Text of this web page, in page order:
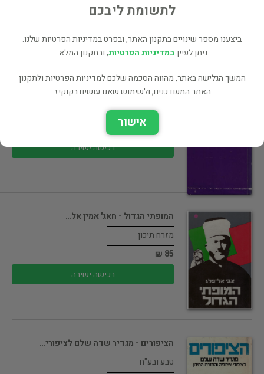
הגיונות ישראל (במצב טוב, המחיר כולל…
ממשל
רכישה ישירה
המופתי הגדול - חאג' אמין אל…
מזרח תיכון
85 ₪
רכישה ישירה
הציפורים - מגדיר שדה שלם לציפורי…
טבע ובע"ח
לתשומת ליבכם
ביצענו מספר שינויים בתקנון האתר, ובפרט במדיניות הפרטיות שלנו.
ניתן לעייןבמדיניות הפרטיות, ובתקנון המלא.
המשך הגלישה באתר, מהווה הסכמה שלכם למדיניות הפרטיות ולתקנון
האתר המעודכנים, ולשימוש שאנו עושים בקוקיז.
אישור